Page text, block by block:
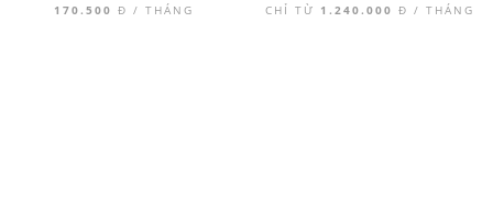
170.500 Đ / THÁNG
CHỈ TỪ 1.240.000 Đ / THÁNG